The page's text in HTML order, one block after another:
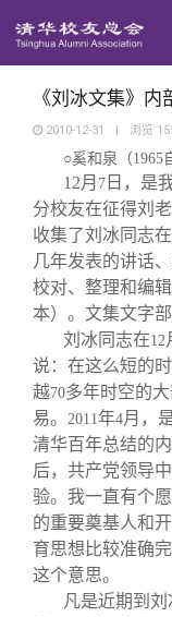
《刘冰文集》内
2010-12-31 | 浏览
○奚和泉（1965
12月 7 日，是
分校友在征得刘
收集了刘冰同志
几年发表的讲话
校对、整理和编
本）。文集文字
刘冰同志在12
说：在这么短的
越70多年时空的
易。 2011年4月，
清华百年总结的
后，共产党领导
验。我一直有个
的重要奠基人和
育思想比较准确
这个意思。
凡是近期到